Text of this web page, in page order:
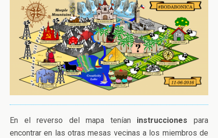
En el reverso del mapa tenían instrucciones para
encontrar en las otras mesas vecinas a los miembros de